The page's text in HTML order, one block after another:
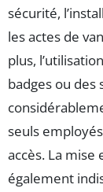
sécurité,
les actes de
plus,
badges ou des
seuls
accès. La mise
également